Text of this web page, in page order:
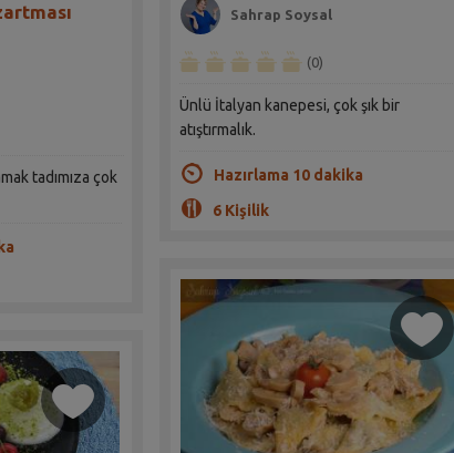
tadımıza çok
Sahrap Soysal
(0)
Ünlü İtalyan kanepesi, çok şık bir
atıştırmalık.
Hazırlama 10 dakika
6 Kişilik